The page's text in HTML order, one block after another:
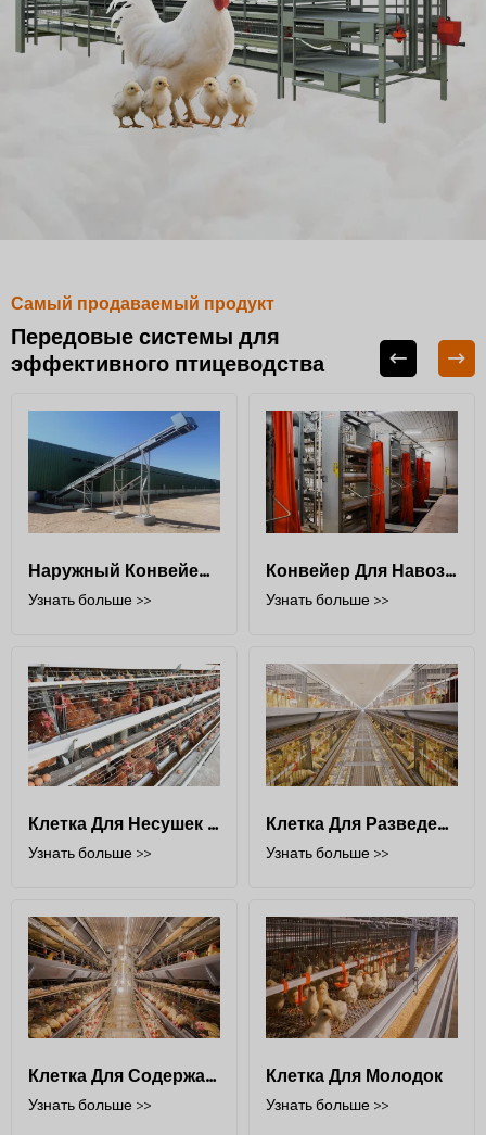
Самый продаваемый продукт
Передовые системы для
эффективного птицеводства
Наружный Конвейер Для Навоза
Узнать больше >>
Конвейер Для Навоза В Помещении
Узнать больше >>
Клетка Для Несушек Типа А
Узнать больше >>
Клетка Для Разведения Несушек
Узнать больше >>
Клетка Для Содержания Ярусов
Узнать больше >>
Клетка Для Молодок
Узнать больше >>